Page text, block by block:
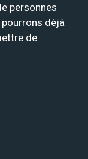
personnes
déjà
de